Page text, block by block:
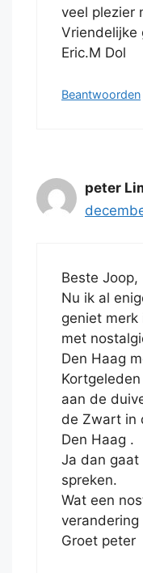
veel plezier
Vriendelijke
Eric.M Dol
Beantwoorden
peter
Beste Joop,
Nu ik al
geniet merk
met
Den Haag
aan de
de Zwart in
Den Haag .
Ja dan
spreken.
Wat een
verandering
Groet peter